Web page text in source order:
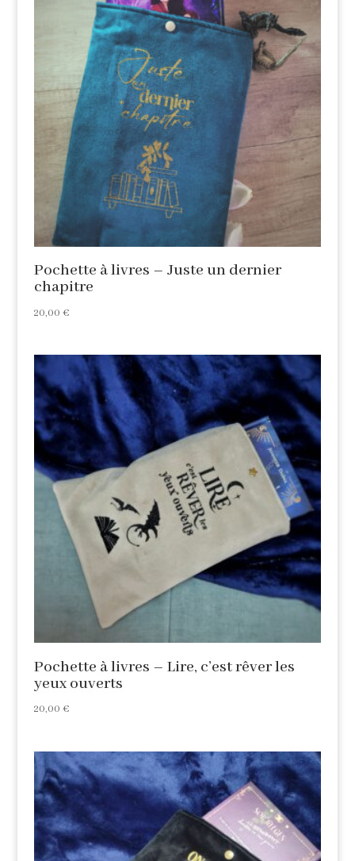
Pochette à livres – Juste un dernier
chapitre
20,00 €
Pochette à livres – Lire, c’est rêver les
yeux ouverts
20,00 €